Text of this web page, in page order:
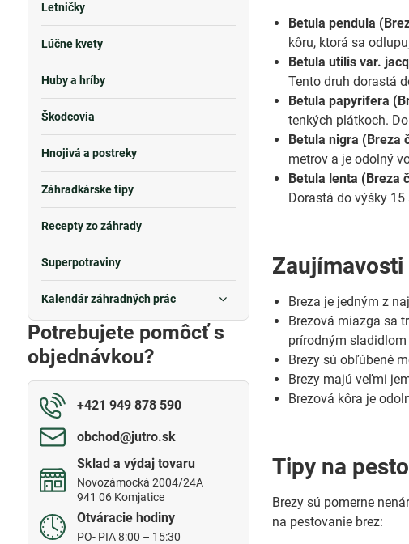
Betula pendula
kôru, ktorá sa
Betula utilis var.
Tento druh dorastá
Betula papyrifera
tenkých plátkoch.
Betula nigra (Breza
metrov a je odolný
Betula lenta (Breza
Dorastá do výšky
Zaujímavosti
Breza je jedným z
Brezová miazga sa
prírodným
Brezy sú obľúbené
Brezy majú veľmi
Brezová kôra je
Tipy na
Brezy sú pomerne
na pestovanie brez:
Letničky
Lúčne kvety
Huby a hríby
Škodcovia
Hnojivá a postreky
Záhradkárske tipy
Recepty zo záhrady
Superpotraviny
Kalendár záhradných prác
Potrebujete pomôcť s
objednávkou?
+421 949 878 590
obchod​@jutro​.sk
Sklad a výdaj tovaru
Novozámocká 2004/24A
941 06 Komjatice
Otváracie hodiny
PO- PIA 8:00 – 15:30